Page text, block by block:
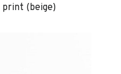
print (beige)